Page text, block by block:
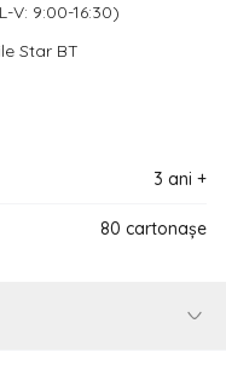
V: 9:00-16:30)
Star BT
3 ani +
80 cartonașe